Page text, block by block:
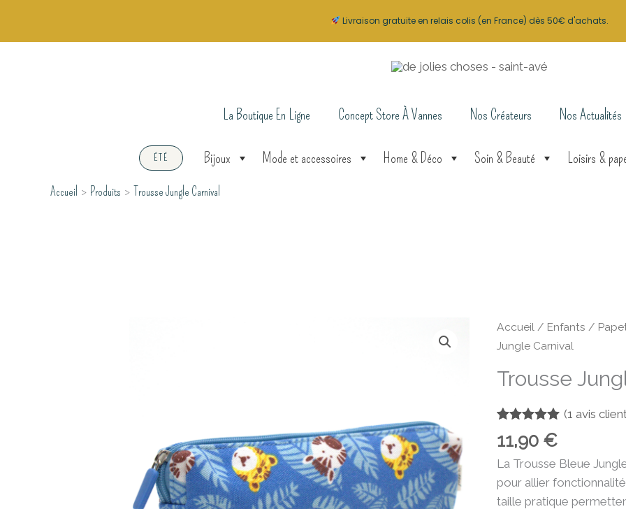
La Boutique En Ligne Concept Store À Vannes Nos Créateurs Nos Actualités
ÉTÉ Bijoux Mode et accessoires Home & Déco Soin & Beauté Loisirs &
Accueil Produits Trousse Jungle Carnival
Accueil/ Enfants /
Jungle Carnival
Trousse
sur 5
notation
client
(1 avis
11,90 €
La Trousse Bleue
pour allier
taille pratique
Livraison gratuite en relais colis (en France) dès 50€ d'achats.